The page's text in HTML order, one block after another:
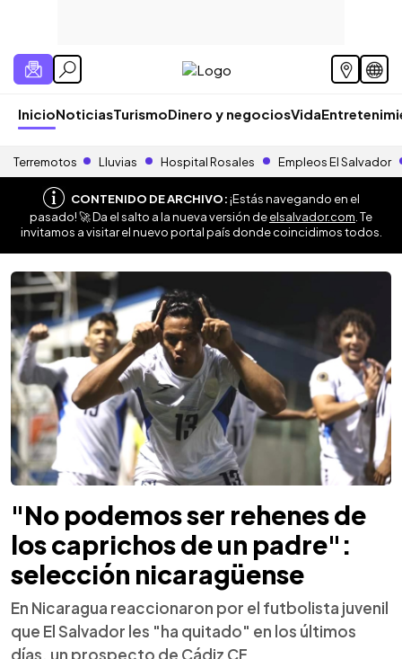
InicioNoticiasTurismoDinero y negociosVida
Terremotos Lluvias Hospital Rosales Empleos El Salvador
CONTENIDO DE ARCHIVO:¡Estás navegando en el
pasado! 🚀 Da el salto a la nueva versión deelsalvador.com . Te
invitamos a visitar el nuevo portal país donde coincidimos todos.
"No podemos ser rehenes de
los caprichos de un padre":
selección nicaragüense
En Nicaragua reaccionaron por el futbolista juvenil
que El Salvador les "ha quitado" en los últimos
días, un prospecto de Cádiz CF